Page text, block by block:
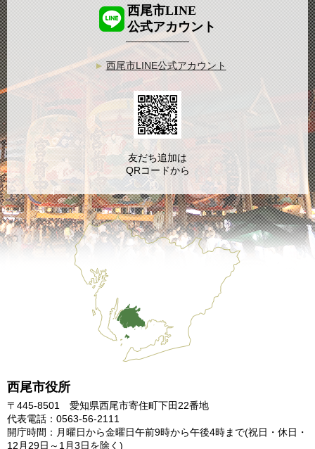
西尾市役所
〒445-8501 愛知県西尾市寄住町下田22番地
代表電話：0563-56-2111
開庁時間：月曜日から金曜日午前9時から午後4時まで(祝日・休日・
12月29日～1月3日を除く)
西尾市LINE
公式アカウント
西尾市LINE公式アカウント
友だち追加は
QRコードから